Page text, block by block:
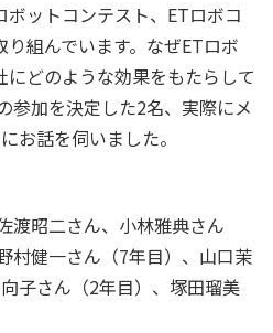
ットコンテスト、ETロボコ
組んでいます。なぜETロボ
どのような効果をもたらして
参加を決定した2名、実際にメ
お話を伺いました。
渡昭二さん、小林雅典さん
健一さん（7年目）、山口茉
子さん（2年目）、塚田瑠美